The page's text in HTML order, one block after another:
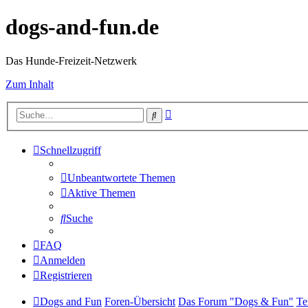
dogs-and-fun.de
Das Hunde-Freizeit-Netzwerk
Zum Inhalt
Suche
Schnellzugriff
Unbeantwortete Themen
Aktive Themen
Suche
FAQ
Anmelden
Registrieren
Dogs and Fun Foren-Übersicht Das Forum "Dogs & Fun"